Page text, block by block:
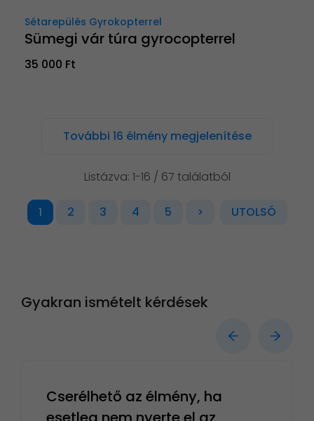
Sétarepülés Gyrokopterrel
Sümegi vár túra gyrocopterrel
35 000 Ft
További 16 élmény megjelenítése
Listázva: 1-16 / 67 találatból
1 2 3 4 5 > UTOLSÓ
Gyakran ismételt kérdések
Cserélhető az élmény, ha